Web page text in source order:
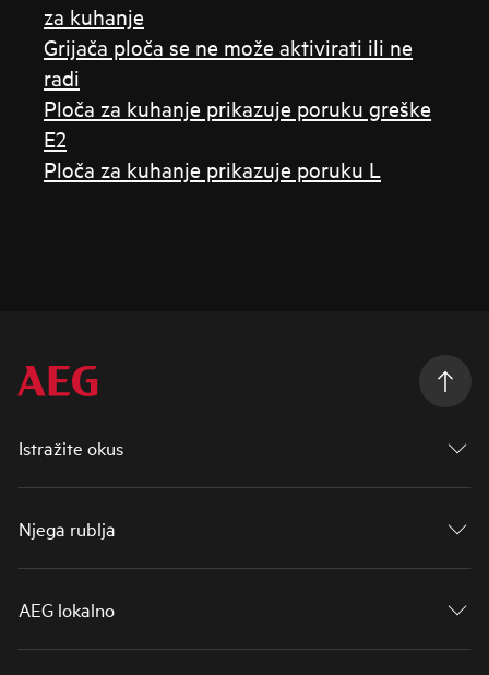
za kuhanje
Grijača ploča se ne može aktivirati ili ne
radi
Ploča za kuhanje prikazuje poruku greške
E2
Ploča za kuhanje prikazuje poruku L
Istražite okus
Njega rublja
AEG lokalno